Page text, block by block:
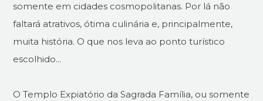
somente em cidades cosmopolitanas. Por lá não
faltará atrativos, ótima culinária e, principalmente,
muita história. O que nos leva ao ponto turístico
escolhido...
O Templo Expiatório da Sagrada Família, ou somente